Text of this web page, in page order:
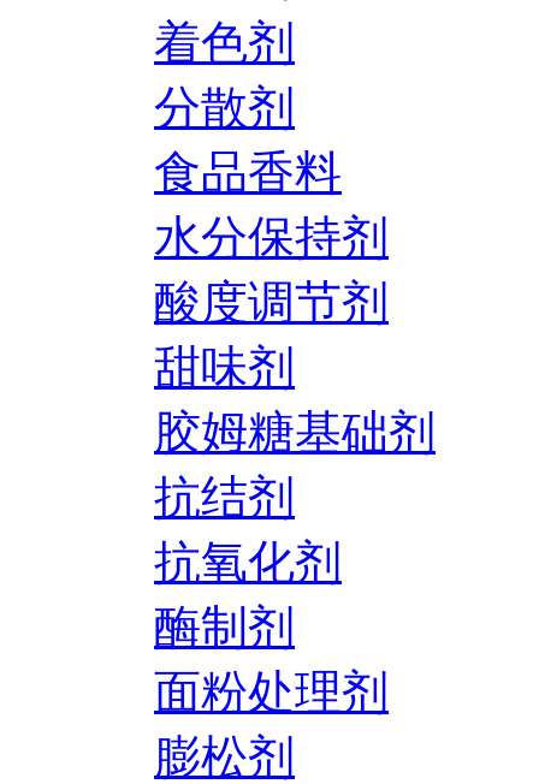
着色剂
分散剂
食品香料
水分保持剂
酸度调节剂
甜味剂
胶姆糖基础剂
抗结剂
抗氧化剂
酶制剂
面粉处理剂
膨松剂